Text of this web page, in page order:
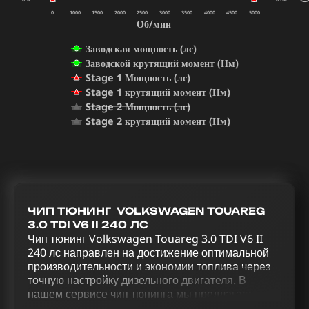
Об/мин
Заводская мощность (лс)
Заводской крутящий момент (Нм)
Stage 1 Мощность (лс)
Stage 1 крутящий момент (Нм)
Stage 2 Мощность (лс)
Stage 2 крутящий момент (Нм)
0 1000 1500 2000 2500 3000 3500 4000 4500 5000
ЧИП ТЮНИНГ VOLKSWAGEN TOUAREG
3.0 TDI V6 II 240 ЛС
Чип тюнинг Volkswagen Touareg 3.0 TDI V6 II
240 лс направлен на достижение оптимальной
производительности и экономии топлива через
точную настройку дизельного двигателя. В
нашем сервисе чип тюнинга мы предлагаем